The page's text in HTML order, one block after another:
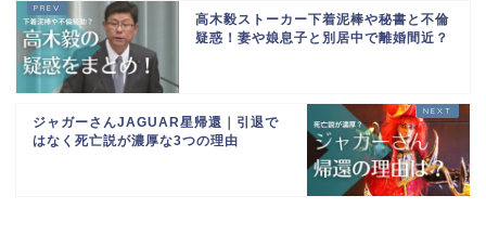
高木毅ストーカー下着泥棒や秘書と不倫
疑惑！妻や娘息子と別居中で離婚間近？
ジャガーさんJAGUAR星帰還｜引退で
はなく死亡説が濃厚な3つの理由